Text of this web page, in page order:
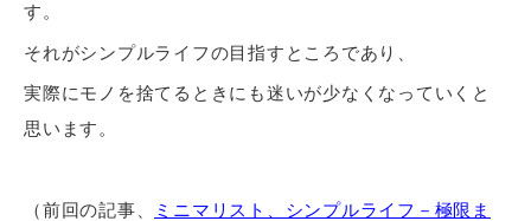
す。
それがシンプルライフの目指すところであり、
実際にモノを捨てるときにも迷いが少なくなっていくと
思います。
（前回の記事、
ミニマリスト、シンプルライフ－極限ま